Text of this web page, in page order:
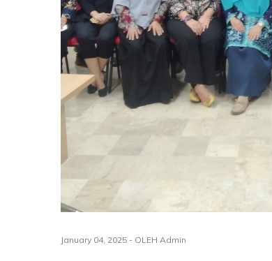
January 04, 2025 - OLEH Admin